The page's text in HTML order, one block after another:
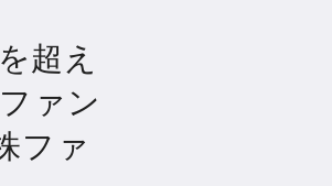
1263Life
超え
ァン
ファ